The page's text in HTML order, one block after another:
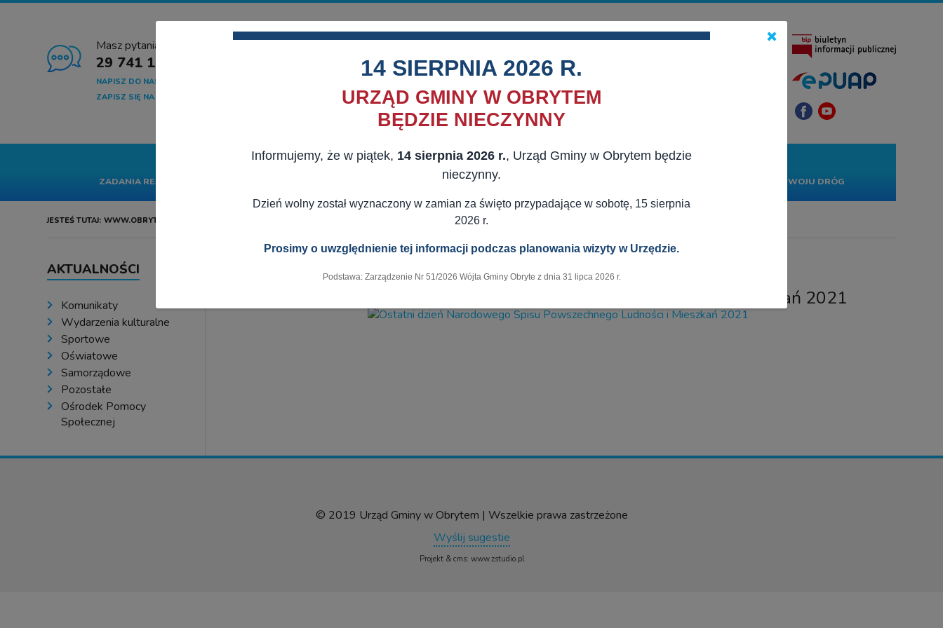
Masz pytania?
29 741 10 04
NAPISZ DO NAS
ZAPISZ SIĘ NA NEWSLETTER
GMINA SAMORZĄD AKTUALNOŚCI DLA MIESZKAŃCÓW DLA BIZNESU KONTAKT
ZADANIA REALIZOWANE Z BUDŻETU PAŃSTWA LUB Z PAŃSTWOWYCH FUNDUSZY CELOWYCH
RZĄDOWY FUNDUSZ ROZWOJU DRÓG
JESTEŚ TUTAJ: WWW.OBRYTE.PL
AKTUALNOŚCI
Komunikaty
Wydarzenia kulturalne
Sportowe
Oświatowe
Samorządowe
Pozostałe
Ośrodek Pomocy
Społecznej
30.09.2021
Ostatni dzień Narodowego Spisu Powszechnego Ludności i Mieszkań 2021
© 2019 Urząd Gminy w Obrytem | Wszelkie prawa zastrzeżone
Wyślij sugestie
Projekt & cms: www.zstudio.pl
×
14 SIERPNIA 2026 R.
URZĄD GMINY W OBRYTEM
BĘDZIE NIECZYNNY
Informujemy, że w piątek, 14 sierpnia 2026 r., Urząd Gminy w Obrytem będzie
nieczynny.
Dzień wolny został wyznaczony w zamian za święto przypadające w sobotę, 15 sierpnia
2026 r.
Prosimy o uwzględnienie tej informacji podczas planowania wizyty w Urzędzie.
Podstawa: Zarządzenie Nr 51/2026 Wójta Gminy Obryte z dnia 31 lipca 2026 r.